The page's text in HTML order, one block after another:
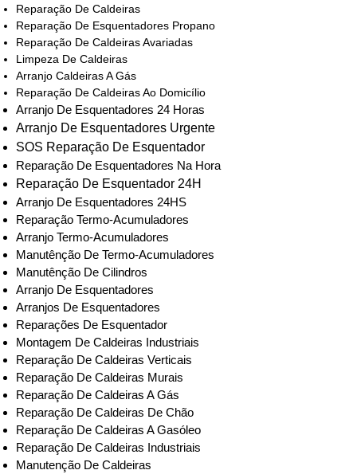
Reparação De Caldeiras
Reparação De Esquentadores Propano
Reparação De Caldeiras Avariadas
Limpeza De Caldeiras
Arranjo Caldeiras A Gás
Reparação De Caldeiras Ao Domicílio
Arranjo De Esquentadores 24 Horas
Arranjo De Esquentadores Urgente
SOS Reparação De Esquentador
Reparação De Esquentadores Na Hora
Reparação De Esquentador 24H
Arranjo De Esquentadores 24HS
Reparação Termo-Acumuladores
Arranjo Termo-Acumuladores
Manutênção De Termo-Acumuladores
Manutênção De Cilindros
Arranjo De Esquentadores
Arranjos De Esquentadores
Reparações De Esquentador
Montagem De Caldeiras Industriais
Reparação De Caldeiras Verticais
Reparação De Caldeiras Murais
Reparação De Caldeiras A Gás
Reparação De Caldeiras De Chão
Reparação De Caldeiras A Gasóleo
Reparação De Caldeiras Industriais
Manutenção De Caldeiras